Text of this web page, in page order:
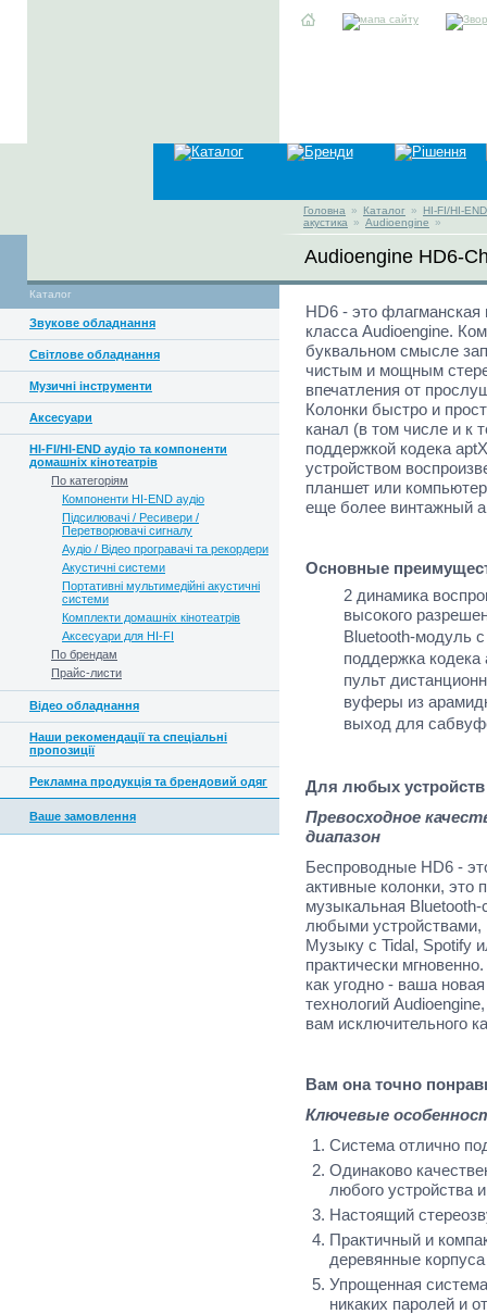
Головна » Каталог »
HI-FI/HI-
акустика
» Audioengine »
Audioengine HD6-
Каталог
Звукове обладнання
Світлове обладнання
Музичні інструменти
Аксесуари
HI-FI/HI-END аудіо та компоненти
домашніх кінотеатрів
По категоріям
Компоненти HI-END аудіо
Підсилювачі / Ресивери /
Перетворювачі сигналу
Аудіо / Відео програвачі та рекордери
Акустичні системи
Портативні мультимедійні акустичні
системи
Комплекти домашніх кінотеатрів
Аксесуари для HI-FI
По брендам
Прайс-листи
Відео обладнання
Наши рекомендації та спеціальні
пропозиції
Рекламна продукція та брендовий одяг
Ваше замовлення
HD6 - это
класса Audioengine.
буквальном смысле
чистым и мощным
впечатления от
Колонки быстро и
канал (в том числе и к
поддержкой кодека
устройством
планшет или
еще более винтажный
Основные
2 динамика
высокого
Bluetooth-модуль
поддержка кодека
пульт
вуферы из
выход для
Для любых
Превосходное
диапазон
Беспроводные HD6 -
активные колонки, это
музыкальная Bluetooth-
любыми
Музыку с Tidal, Spotify
практически
как угодно - ваша
технологий
вам исключительного
Вам она точно
Ключевые
Система отлично
Одинаково
любого устройства
Настоящий
Практичный и
деревянные
Упрощенная
никаких паролей и